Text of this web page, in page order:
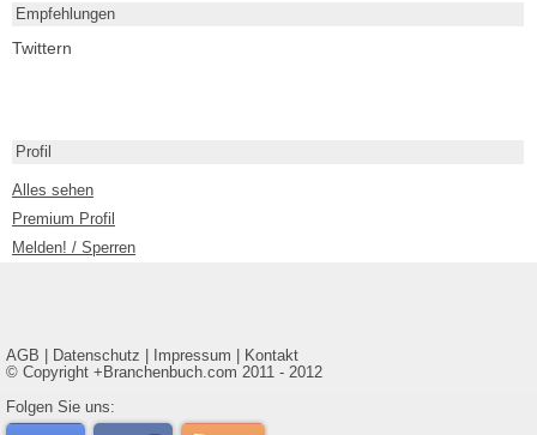
Empfehlungen
Twittern
Profil
Alles sehen
Premium Profil
Melden! / Sperren
AGB Datenschutz Impressum
Kontakt
© Copyright +Branchenbuch.com 2011 - 2012
Folgen Sie uns: